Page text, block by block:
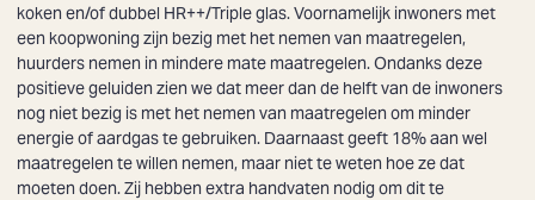
koken en/of dubbel HR++/Triple glas. Voornamelijk inwoners met
een koopwoning zijn bezig met het nemen van maatregelen,
huurders nemen in mindere mate maatregelen. Ondanks deze
positieve geluiden zien we dat meer dan de helft van de inwoners
nog niet bezig is met het nemen van maatregelen om minder
energie of aardgas te gebruiken. Daarnaast geeft 18% aan wel
maatregelen te willen nemen, maar niet te weten hoe ze dat
moeten doen. Zij hebben extra handvaten nodig om dit te